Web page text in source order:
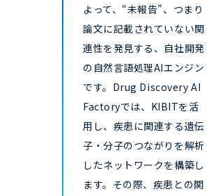
よって、“未報告”、つまり
論文に記載されていない関
連性を発見する、自社開発
の自然言語処理AIエンジン
です。Drug Discovery AI
Factoryでは、KIBITを活
用し、疾患に関連する遺伝
子・分子のつながりを解析
したネットワークを構築し
ます。その際、疾患との関